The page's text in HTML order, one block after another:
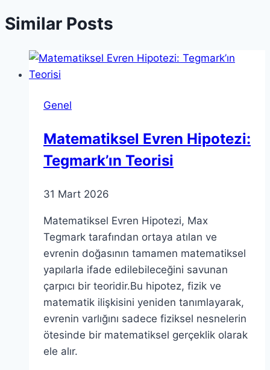
Similar Posts
Genel
Matematiksel Evren Hipotezi:
Tegmark’ın Teorisi
31 Mart 2026
Matematiksel Evren Hipotezi, Max
Tegmark tarafından ortaya atılan ve
evrenin doğasının tamamen matematiksel
yapılarla ifade edilebileceğini savunan
çarpıcı bir teoridir.Bu hipotez, fizik ve
matematik ilişkisini yeniden tanımlayarak,
evrenin varlığını sadece fiziksel nesnelerin
ötesinde bir matematiksel gerçeklik olarak
ele alır.